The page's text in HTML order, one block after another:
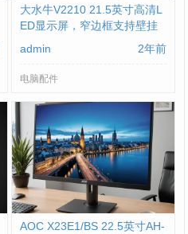
大水牛V2210 21.5英寸高清L
ED显示屏，窄边框支持壁挂
(BUBALUS)：提升视觉体验
admin 2年前
电脑配件
AOC X23E1/BS 22.5英寸AH-